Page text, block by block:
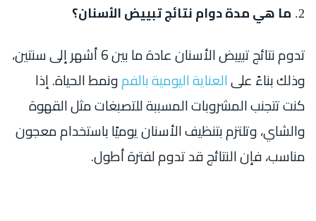
ما هي مدة دوام نتائج تبييض الأسنان؟
تدوم نتائج تبييض الأسنان عادة ما بين 6 أشهر إلى سنتين،
وذلك بناءً علىالعناية اليومية بالفمونمط الحياة. إذا
كنت تتجنب المشروبات المسببة للتصبغات مثل القهوة
والشاي، وتلتزم بتنظيف الأسنان يوميًا باستخدام معجون
مناسب، فإن النتائج قد تدوم لفترة أطول.